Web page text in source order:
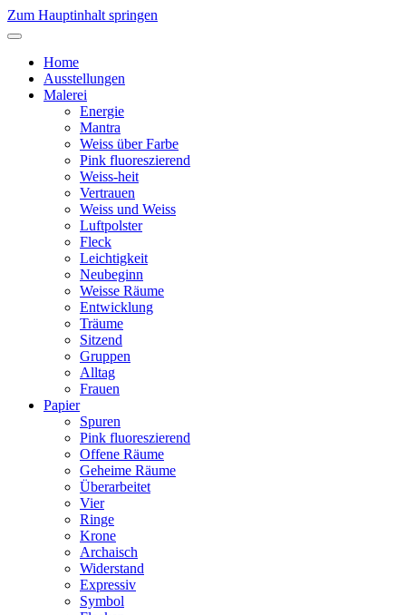
Zum Hauptinhalt springen
Home
Ausstellungen
Malerei
Energie
Mantra
Weiss über Farbe
Pink fluoreszierend
Weiss-heit
Vertrauen
Weiss und Weiss
Luftpolster
Fleck
Leichtigkeit
Neubeginn
Weisse Räume
Entwicklung
Träume
Sitzend
Gruppen
Alltag
Frauen
Papier
Spuren
Pink fluoreszierend
Offene Räume
Geheime Räume
Überarbeitet
Vier
Ringe
Krone
Archaisch
Widerstand
Expressiv
Symbol